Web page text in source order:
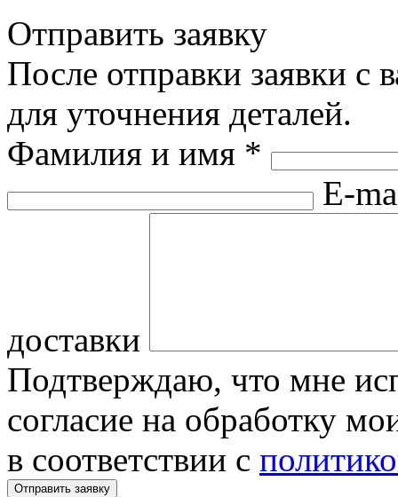
Отправить заявку
После отправки заявки с
для уточнения деталей.
Фамилия и имя *
E-
доставки
Подтверждаю, что мне
согласие на обработку
в соответствии с